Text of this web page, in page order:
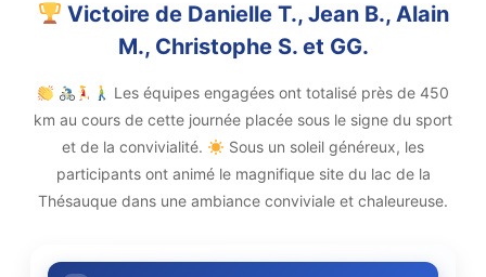
Victoire de Danielle T., Jean B., Alain
M., Christophe S. et GG.
Les équipes engagées ont totalisé près de 450
km au cours de cette journée placée sous le signe du sport
et de la convivialité.
Sous un soleil généreux, les
participants ont animé le magnifique site du lac de la
Thésauque dans une ambiance conviviale et chaleureuse.